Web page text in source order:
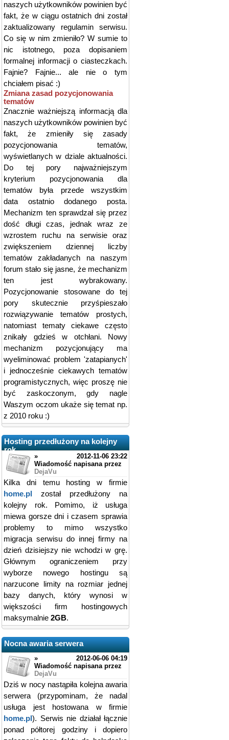
naszych użytkowników powinien być
fakt, że w ciągu ostatnich dni został
zaktualizowany regulamin serwisu.
Co się w nim zmieniło? W sumie to
nic istotnego, poza dopisaniem
formalnej informacji o ciasteczkach.
Fajnie? Fajnie... ale nie o tym
chciałem pisać :)
Zmiana zasad pozycjonowania
tematów
Znacznie ważniejszą informacją dla
naszych użytkowników powinien być
fakt, że zmieniły się zasady
pozycjonowania tematów,
wyświetlanych w dziale aktualności.
Do tej pory najważniejszym
kryterium pozycjonowania dla
tematów była przede wszystkim
data ostatnio dodanego posta.
Mechanizm ten sprawdzał się przez
dość długi czas, jednak wraz ze
wzrostem ruchu na serwisie oraz
zwiększeniem dziennej liczby
tematów zakładanych na naszym
forum stało się jasne, że mechanizm
ten jest wybrakowany.
Pozycjonowanie stosowane do tej
pory skutecznie przyśpieszało
rozwiązywanie tematów prostych,
natomiast tematy ciekawe często
znikały gdzieś w otchłani. Nowy
mechanizm pozycjonujący ma
wyeliminować problem 'zatapianych'
i jednocześnie ciekawych tematów
programistycznych, więc proszę nie
być zaskoczonym, gdy nagle
Waszym oczom ukaże się temat np.
z 2010 roku :)
Hosting przedłużony na kolejny
rok
2012-11-06 23:22
»
Wiadomość napisana przez
DejaVu
Kilka dni temu hosting w firmie
home.pl
został przedłużony na
kolejny rok. Pomimo, iż usługa
miewa gorsze dni i czasem sprawia
problemy to mimo wszystko
migracja serwisu do innej firmy na
dzień dzisiejszy nie wchodzi w grę.
Głównym ograniczeniem przy
wyborze nowego hostingu są
narzucone limity na rozmiar jednej
bazy danych, który wynosi w
większości firm hostingowych
maksymalnie 2GB.
Nocna awaria serwera
2012-06-06 04:19
»
Wiadomość napisana przez
DejaVu
Dziś w nocy nastąpiła kolejna awaria
serwera (przypominam, że nadal
usługa jest hostowana w firmie
home.pl ). Serwis nie działał łącznie
ponad półtorej godziny i dopiero